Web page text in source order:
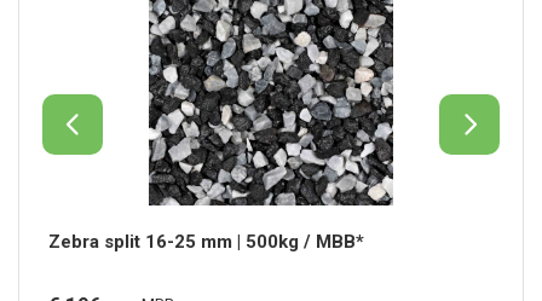
Zebra split 16-25 mm | 500kg / MBB*